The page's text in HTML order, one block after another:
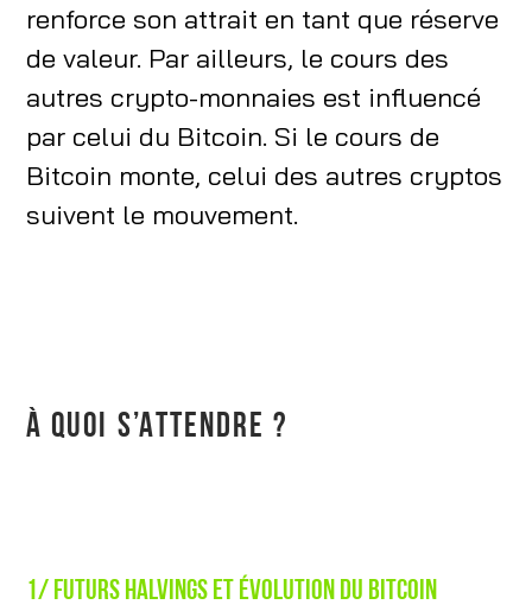
renforce son attrait en tant que réserve
de valeur. Par ailleurs, le cours des
autres crypto-monnaies est influencé
par celui du Bitcoin. Si le cours de
Bitcoin monte, celui des autres cryptos
suivent le mouvement.
À QUOI S’ATTENDRE ?
1/ Futurs halvings et évolution du Bitcoin